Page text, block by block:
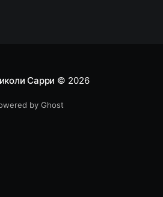
Сарри © 2026
by Ghost